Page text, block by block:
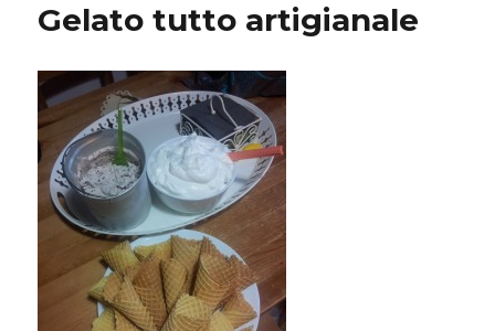
Gelato tutto artigianale